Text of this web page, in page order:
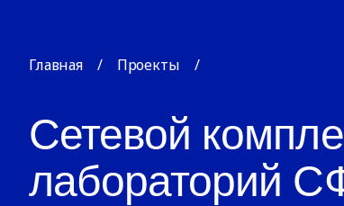
Главная / Проекты /
Сетевой
лабораторий